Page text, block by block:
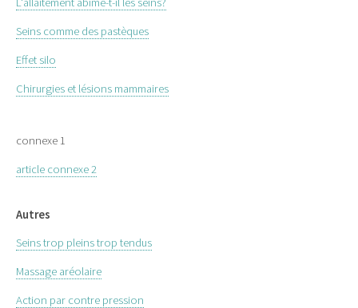
Seins comme des pastèques
Effet silo
Chirurgies et lésions mammaires
connexe 1
article connexe 2
Autres
Seins trop pleins trop tendus
Massage aréolaire
Action par contre pression